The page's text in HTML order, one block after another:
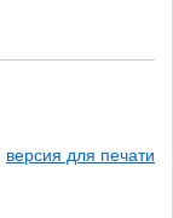
версия для печати